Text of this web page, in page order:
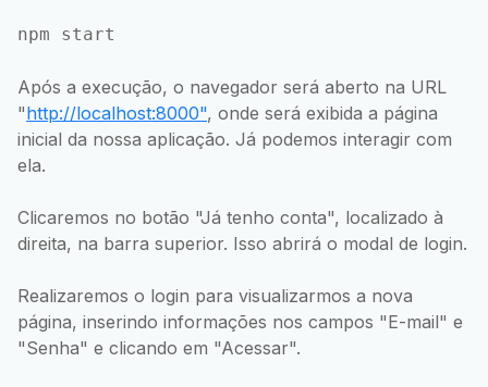
npm start
Após a execução, o navegador será aberto na URL
"http://localhost:8000", onde será exibida a página
inicial da nossa aplicação. Já podemos interagir com
ela.
Clicaremos no botão "Já tenho conta", localizado à
direita, na barra superior. Isso abrirá o modal de login.
Realizaremos o login para visualizarmos a nova
página, inserindo informações nos campos "E-mail" e
"Senha" e clicando em "Acessar".